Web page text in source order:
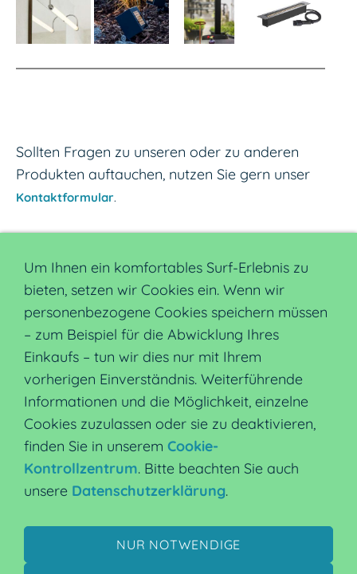
Sollten Fragen zu unseren oder zu anderen
Produkten auftauchen, nutzen Sie gern unser
Kontaktformular.
Dieser Inhalt kann leider nicht angezeigt
werden, da Sie der Speicherung der für die
Darstellung notwendigenCookies
widersprochen haben. Besuchen Sie die
SeiteDatenschutzerklärung, um Ihre
Cookie-Präferenzen anzupassen.
DIESEN COOKIE ZULASSEN
HilfeWiderrufsrechtAGBDatenschutzVersand
ZahlungsartenÜber uns SitemapImpressum
Um Ihnen ein komfortables Surf-Erlebnis zu
bieten, setzen wir Cookies ein. Wenn wir
personenbezogene Cookies speichern müssen
– zum Beispiel für die Abwicklung Ihres
Einkaufs – tun wir dies nur mit Ihrem
vorherigen Einverständnis. Weiterführende
Informationen und die Möglichkeit, einzelne
Cookies zuzulassen oder sie zu deaktivieren,
finden Sie in unserem Cookie-
Kontrollzentrum. Bitte beachten Sie auch
unsere Datenschutzerklärung.
NUR NOTWENDIGE